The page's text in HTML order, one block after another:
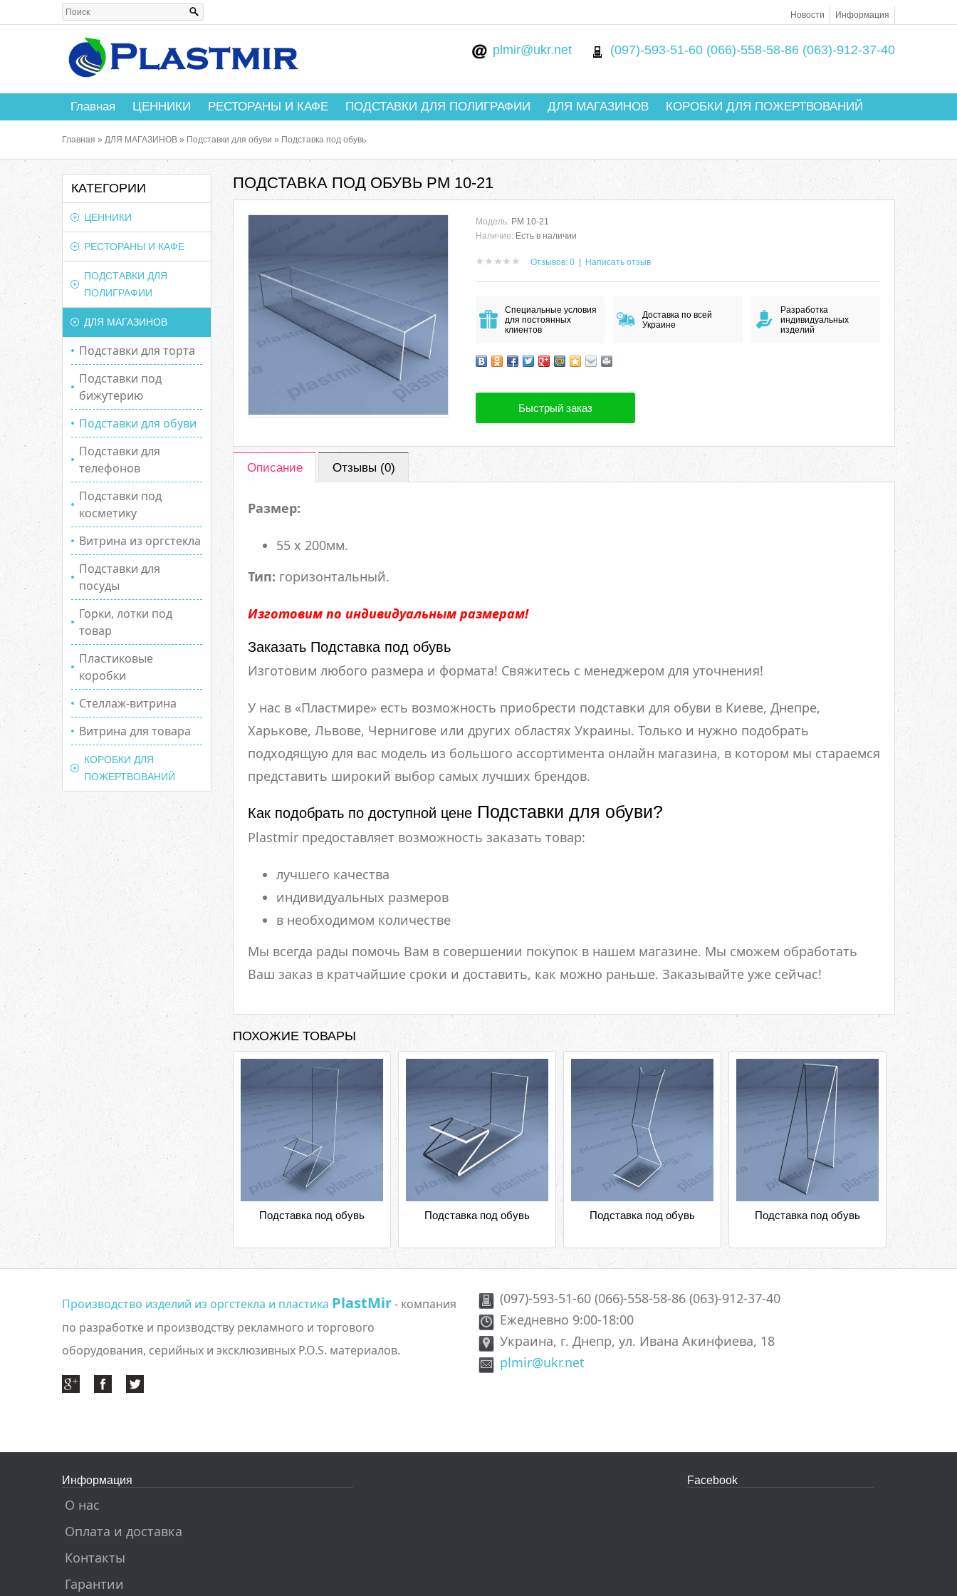
Информация
Новости
plmir@ukr.net (097)-593-51-60 (066)-558-58-86 (063)-912-37-40
Главная ЦЕННИКИ РЕСТОРАНЫ И КАФЕ ПОДСТАВКИ ДЛЯ ПОЛИГРАФИИ ДЛЯ МАГАЗИНОВ КОРОБКИ ДЛЯ ПОЖЕРТВОВАНИЙ
Главная » ДЛЯ МАГАЗИНОВ » Подставки для обуви » Подставка под обувь
КАТЕГОРИИ
ЦЕННИКИ
РЕСТОРАНЫ И КАФЕ
ПОДСТАВКИ ДЛЯ
ПОЛИГРАФИИ
ДЛЯ МАГАЗИНОВ
Подставки для торта
Подставки под
бижутерию
Подставки для обуви
Подставки для
телефонов
Подставки под
косметику
Витрина из оргстекла
Подставки для
посуды
Горки, лотки под
товар
Пластиковые
коробки
Стеллаж-витрина
Витрина для товара
КОРОБКИ ДЛЯ
ПОЖЕРТВОВАНИЙ
ПОДСТАВКА ПОД ОБУВЬ РМ 10-21
Модель: РМ 10-21
Наличие: Есть в наличии
Отзывов: 0 Написать отзыв
Специальные условия
для постоянных
клиентов
Доставка по всей
Украине
Разработка
индивидуальных
изделий
Быстрый заказ
Описание Отзывы (0)
Размер:
55 х 200мм.
Тип: горизонтальный.
Изготовим по индивидуальным размерам!
Заказать Подставка под обувь
Изготовим любого размера и формата! Свяжитесь с менеджером для уточнения!
У нас в «Пластмире» есть возможность приобрести подставки для обуви в Киеве, Днепре,
Харькове, Львове, Чернигове или других областях Украины. Только и нужно подобрать
подходящую для вас модель из большого ассортимента онлайн магазина, в котором мы стараемся
представить широкий выбор самых лучших брендов.
Как подобрать по доступной цене Подставки для обуви?
Plastmir предоставляет возможность заказать товар:
лучшего качества
индивидуальных размеров
в необходимом количестве
Мы всегда рады помочь Вам в совершении покупок в нашем магазине. Мы сможем обработать
Ваш заказ в кратчайшие сроки и доставить, как можно раньше. Заказывайте уже сейчас!
ПОХОЖИЕ ТОВАРЫ
Подставка под обувь Подставка под обувь Подставка под обувь Подставка под обувь
Производство изделий из оргстекла и пластика PlastMir- компания
по разработке и производству рекламного и торгового
оборудования, серийных и эксклюзивных P.O.S. материалов.
(097)-593-51-60 (066)-558-58-86 (063)-912-37-40
Ежедневно 9:00-18:00
Украина, г. Днепр, ул. Ивана Акинфиева, 18
plmir@ukr.net
Информация
О нас
Оплата и доставка
Контакты
Гарантии
Facebook